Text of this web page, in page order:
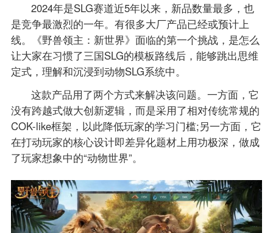
2024年是SLG赛道近5年以来，新品数量最多，也
是竞争最激烈的一年。有很多大厂产品已经或预计上
线。《野兽领主：新世界》面临的第一个挑战，是怎么
让大家在习惯了三国SLG的模板路线后，能够跳出思维
定式，理解和沉浸到动物SLG系统中。
这款产品用了两个方式来解决该问题。一方面，它
没有跨越式做大创新逻辑，而是采用了相对传统常规的
COK-like框架，以此降低玩家的学习门槛;另一方面，它
在打动玩家的核心设计即差异化题材上用功极深，做成
了玩家想象中的“动物世界”。